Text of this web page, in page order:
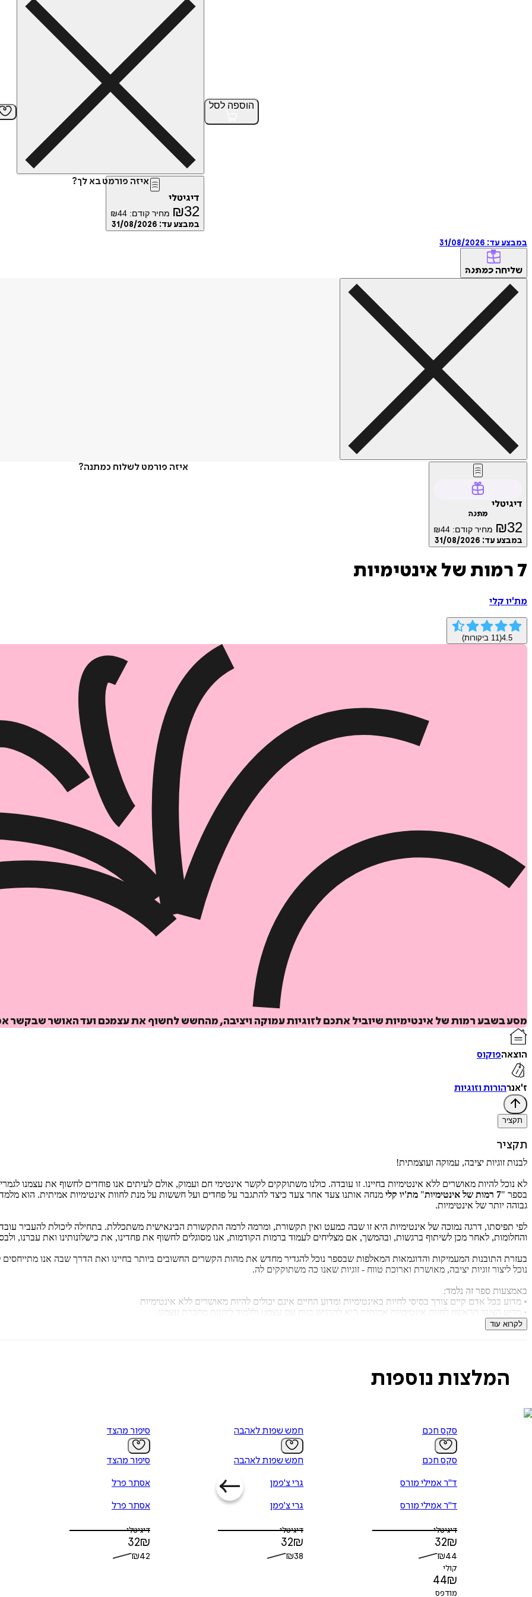
הוספה לסל
איזה פורמט בא לך?
דיגיטלי
₪32 מחיר קודם: ₪44
במבצע עד: 31/08/2026
במבצע עד: 31/08/2026
שליחה כמתנה
איזה פורמט לשלוח כמתנה?
דיגיטלי
מתנה
₪32 מחיר קודם: ₪44
במבצע עד: 31/08/2026
₪32 מחיר קודם: ₪44
7 רמות של אינטימיות
מת'יו קלי
4.5
(
11 ביקורות)
מסע בשבע רמות של אינטימיות שיוביל אתכם לזוגיות עמוקה ויציבה, מהחשש לחשוף את עצמכם ועד האושר שבקשר
הוצאהפוקוס
ז'אנרהורות וזוגיות
תקציר
תקציר
לבנות זוגיות יציבה, עמוקה ועוצמתית!
לא נוכל להיות מאושרים ללא אינטימיות בחיינו. זו עובדה. כולנו משתוקקים לקשר אינטימי חם ועמוק, אולם לעיתים אנו פוחדים לחשוף את עצמנו לגמרי
בספר "7 רמות של אינטימיות " מת'יו קלי מנחה אותנו צעד אחר צעד כיצד להתגבר על פחדים ועל חששות על מנת לחוות אינטימיות אמיתית. הוא מלמד
גבוהה יותר של אינטימיות.
לפי תפיסתו, דרגה נמוכה של אינטימיות היא זו שבה כמעט ואין תקשורת, ומרמה לרמה התקשורת הבינאישית משתכללת. בתחילה ליכולת להעביר
והחלומות, לאחר מכן לשיתוף ברגשות, ובהמשך, אם מצליחים לעמוד ברמות הקודמות, אנו מסוגלים לחשוף את פחדינו, את כישלונותינו ואת עברנו,
בעזרת התובנות המעמיקות והדוגמאות המאלפות שבספר נוכל להגדיר מחדש את מהות הקשרים החשובים ביותר בחיינו ואת הדרך שבה אנו מתייחסים
נוכל ליצור זוגיות יציבה, מאושרת וארוכת טווח - זוגיות שאנו כה משתוקקים לה.
באמצעות ספר זה נלמד:
• מדוע בכל אדם קיים צורך בסיסי לחיות באינטימיות ומדוע החיים אינם יכולים להיות מאושרים ללא אינטימיות
מדוע הצעד הראשון לחוות אינטימיות אמיתית היא להרגיש בנוח עם עצמנו וללמוד ליהנות מחברת עצמנו.
• מדוע רמת האינטימיות היא המדד הטוב ביותר לבריאות הקשר הזוגי
• מדוע סקס אינו אינטימיות, ומדוע חשוב לבחון את יתר הרבדים של האינטימיות
"הופתעתי מספרו של קלי. מסתבר, כי יכולתו של אדם שאינו מומחה בזוגיות או במיניות, אלא דווקא מתמחה בהסברה, בארגון דברים וביצירת
"ספר קולח ומרתק שמכיל תובנות עמוקות ועצות מעשיות על קשרים אישיים בכלל ועל זוגיות בפרט. ספר מועיל לכל מי שמחפש אינטימיות אמיתית
ד"ר הארוויל הנדריקס, מחבר הספר Getting the Love You Want: a Guide for Couples
לקרוא עוד
המלצות נוספות
סקס חכם
סקס חכם
ד"ר אמילי מורס
ד"ר אמילי מורס
דיגיטלי
32₪
₪44
קולי
44₪
מודפס
חמש שפות לאהבה
חמש שפות לאהבה
גרי צ'פמן
גרי צ'פמן
דיגיטלי
32₪
₪38
סיפור מהצד
סיפור מהצד
אסתר פרל
אסתר פרל
דיגיטלי
32₪
₪42